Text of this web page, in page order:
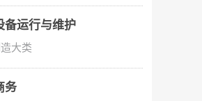
备运行与维护
大类
务